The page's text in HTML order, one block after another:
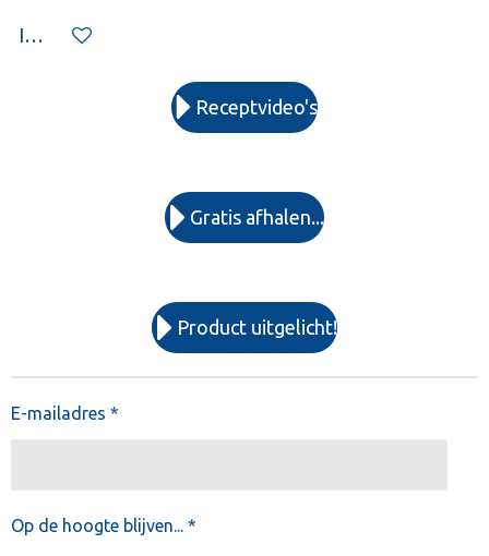
In winkelwagen
Receptvideo's
Gratis afhalen...
Product uitgelicht!
E-mailadres *
Op de hoogte blijven... *